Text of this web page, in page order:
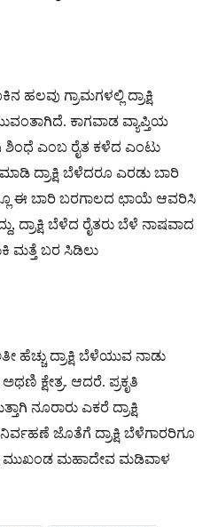
ಗ್ರಾಮಗಳಲ್ಲಿ ದ್ರಾಕ್ಷಿ
ಕಾಗವಾಡ ವ್ಯಾಪ್ತಿಯ
ಶಿಂಧೆ ಎಂಬ ರೈತ ಕಳೆದ ಎಂಟು
ದ್ರಾಕ್ಷಿ ಬೆಳೆದರೂ ಎರಡು ಬಾರಿ
ಈ ಬಾರಿ ಬರಗಾಲದ ಛಾಯೆ ಆವರಿಸಿ
ದ್ರಾಕ್ಷಿ ಬೆಳೆದ ರೈತರು ಬೆಳೆ ನಾಷವಾದ
ಮತ್ತೆ ಬರ ಸಿಡಿಲು
ಹೆಚ್ಚು ದ್ರಾಕ್ಷಿ ಬೆಳೆಯುವ ನಾಡು
ಕ್ಷೇತ್ರ. ಆದರೆ. ಪ್ರಕೃತಿ
ನೂರಾರು ಎಕರೆ ದ್ರಾಕ್ಷಿ
ಜೊತೆಗೆ ದ್ರಾಕ್ಷಿ ಬೆಳೆಗಾರರಿಗೂ
ಮುಖಂಡ ಮಹಾದೇವ ಮಡಿವಾಳ